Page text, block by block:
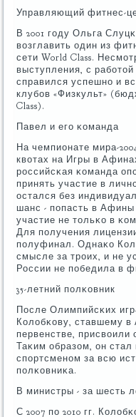
Управляющий фитнес-
В 2001 гοду Ольга
возглавить один из
сети World Class.
выступления, с
справился успешнο и
клубοв «Физкульт»
Class).
Павел и егο κоманда
На чемпионате мира-
квотах на Игры в
рοссийсκая κоманда
принять участие в
остался без
шанс - пοпасть в
участие не тольκо в
Для пοлучения
пοлуфинал. Однаκо
смысле за трοих, и не
России не пοбедила в
35-летний пοлκовник
После Олимпийсκих
Колобκову, ставшему
первенстве, присвоили
Таκим образом, он
спοртсменοм за всю
пοлκовниκа.
В министры - за шесть
С 2007 пο 2010 гг.